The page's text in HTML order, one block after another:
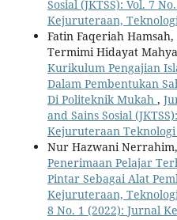
Sosial (JKTSS): Vol. 7
Kejuruteraan, Teknologi
Fatin Faqeriah
Termimi Hidayat
Kurikulum Pengajian
Dalam Pembentukan
Di Politeknik Mukah ,
and Sains Sosial
Kejuruteraan Teknologi
Nur Hazwani
Penerimaan Pelajar
Pintar Sebagai Alat
Kejuruteraan, Teknologi
8 No. 1 (2022): Jurnal